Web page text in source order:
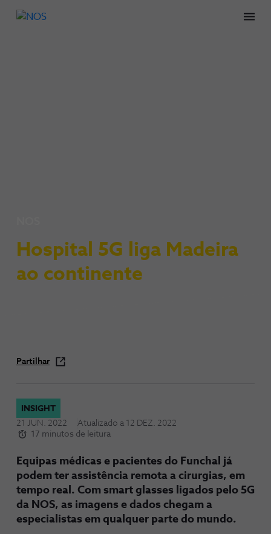
Hospital 5G liga Madeira
ao continente
Partilhar
INSIGHT
21 JUN. 2022
Atualizado a 12 DEZ. 2022
17 minutos de leitura
Equipas médicas e pacientes do Funchal já
podem ter assistência remota a cirurgias, em
tempo real. Com smart glasses ligados pelo 5G
da NOS, as imagens e dados chegam a
especialistas em qualquer parte do mundo.